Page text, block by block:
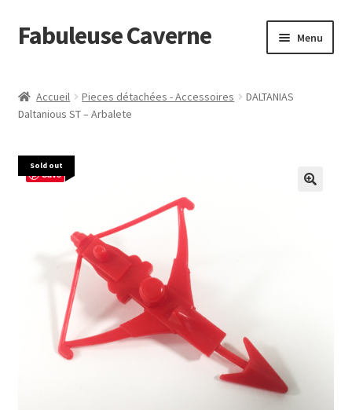
Aller
à
navigation
Aller
au
Fabuleuse Caverne Menu
En boutique
enfant
Superflat Museum Murakami
Accueil Pieces détachées - Accessoires
DALTANIAS
Daltanious ST – Arbalete
Sold out
Save